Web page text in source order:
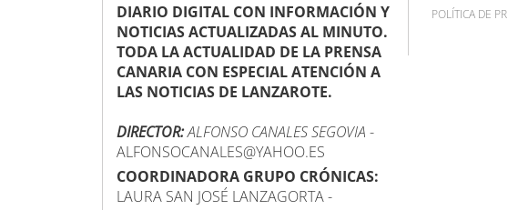
DIARIO DIGITAL CON INFORMACIÓN Y
NOTICIAS ACTUALIZADAS AL MINUTO.
TODA LA ACTUALIDAD DE LA PRENSA
CANARIA CON ESPECIAL ATENCIÓN A
LAS NOTICIAS DE LANZAROTE.
DIRECTOR:ALFONSO CANALES SEGOVIA -
ALFONSOCANALES@YAHOO.ES
COORDINADORA GRUPO CRÓNICAS:
LAURA SAN JOSÉ LANZAGORTA -
POLÍTICA DE